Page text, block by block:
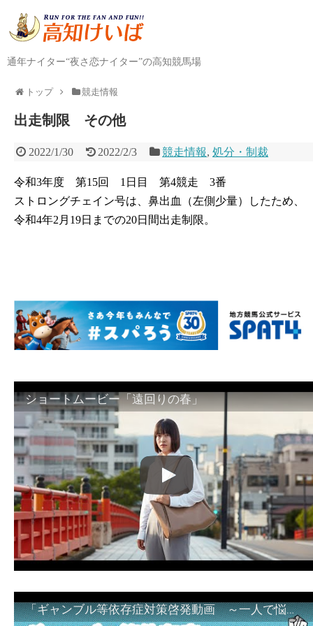
通年ナイター“夜さ恋ナイター”の高知競馬場
トップ 競走情報
出走制限 その他
2022/1/30 2022/2/3 競走情報,処分・制裁
令和3年度 第15回 1日目 第4競走 3番
ストロングチェイン号は、鼻出血（左側少量）したため、
令和4年2月19日までの20日間出走制限。
ショートムービー「遠回りの春」
「ギャンブル等依存症対策啓発動画 ～一人で悩まず、家族で悩まず、まず！相談機関へ～」